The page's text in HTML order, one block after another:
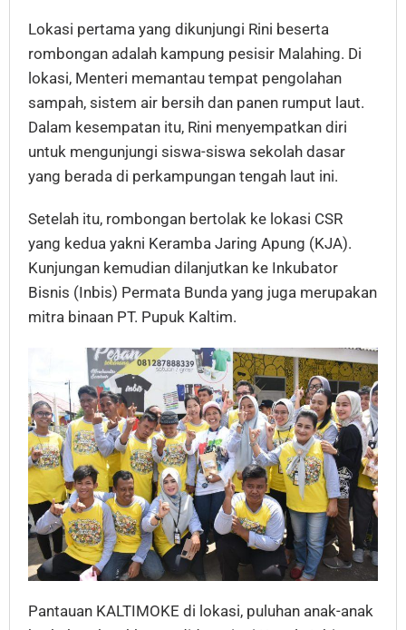
Lokasi pertama yang dikunjungi Rini beserta
rombongan adalah kampung pesisir Malahing. Di
lokasi, Menteri memantau tempat pengolahan
sampah, sistem air bersih dan panen rumput laut.
Dalam kesempatan itu, Rini menyempatkan diri
untuk mengunjungi siswa-siswa sekolah dasar
yang berada di perkampungan tengah laut ini.
Setelah itu, rombongan bertolak ke lokasi CSR
yang kedua yakni Keramba Jaring Apung (KJA).
Kunjungan kemudian dilanjutkan ke Inkubator
Bisnis (Inbis) Permata Bunda yang juga merupakan
mitra binaan PT. Pupuk Kaltim.
Pantauan KALTIMOKE di lokasi, puluhan anak-anak